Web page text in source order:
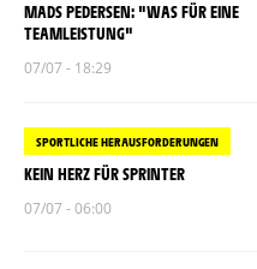
MADS PEDERSEN: "WAS FÜR EINE
TEAMLEISTUNG"
07/07 - 18:29
SPORTLICHE HERAUSFORDERUNGEN
KEIN HERZ FÜR SPRINTER
07/07 - 06:00